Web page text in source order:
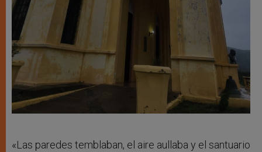
«Las paredes temblaban, el aire aullaba y el santuario